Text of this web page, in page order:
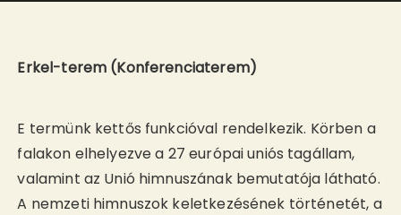
Erkel-terem (Konferenciaterem)
E termünk kettős funkcióval rendelkezik. Körben a
falakon elhelyezve a 27 európai uniós tagállam,
valamint az Unió himnuszának bemutatója látható.
A nemzeti himnuszok keletkezésének történetét, a